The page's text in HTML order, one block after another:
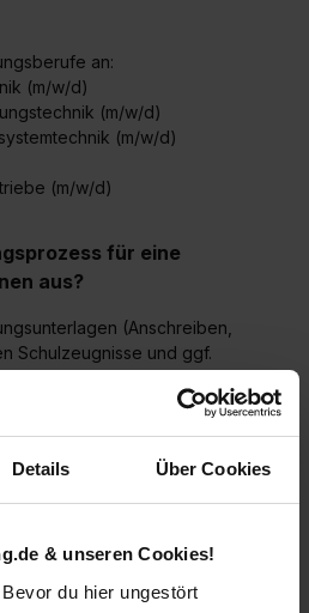
Details Über Cookies
& unseren Cookies!
du hier ungestört
an:
(m/w/d)
(m/w/d)
(m/w/d)
(m/w/d)
für eine
aus?
(Anschreiben,
Schulzeugnisse und ggf.
E-Mail erhalten haben,
und es erfolgt eine
schon hier überzeugt haben,
oder zu einem
Du Dich auch dabei gut
in für die Besetzung
für einen